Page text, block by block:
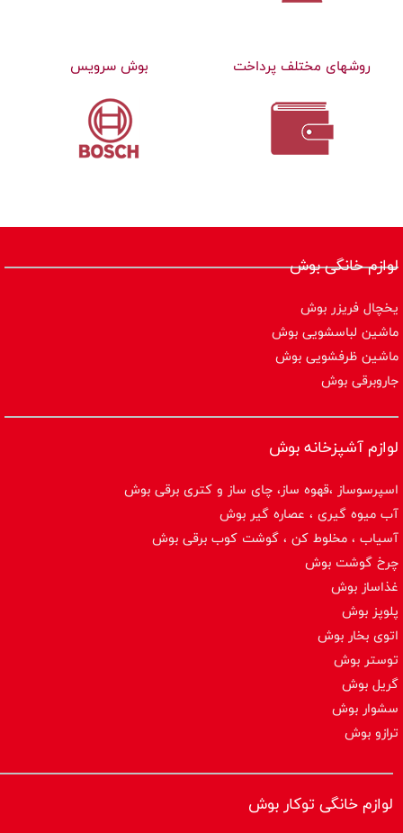
روشهای مختلف پرداخت بوش سرویس
لوازم خانگی بوش
یخچال فریزر بوش
ماشین لباسشویی بوش
ماشین ظرفشویی بوش
جاروبرقی بوش
لوازم آشپزخانه بوش
اسپرسوساز ،قهوه ساز، چای ساز و کتری برقی بوش
آب میوه گیری ، عصاره گیر بوش
آسیاب ، مخلوط کن ، گوشت کوب برقی بوش
چرخ گوشت بوش
غذاساز بوش
پلوپز بوش
اتوی بخار بوش
توستر بوش
گریل بوش
سشوار بوش
ترازو بوش
لوازم خانگی توکار بوش